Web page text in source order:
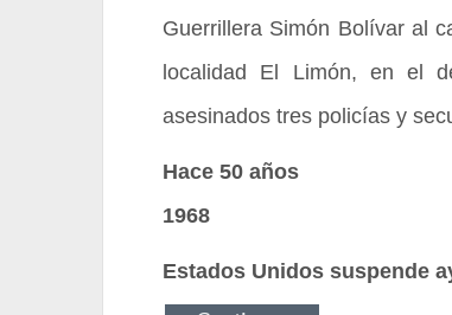
Guerrillera Simón Bolívar al
localidad El Limón, en el
asesinados tres policías y
Hace 50 años
1968
Estados Unidos suspende